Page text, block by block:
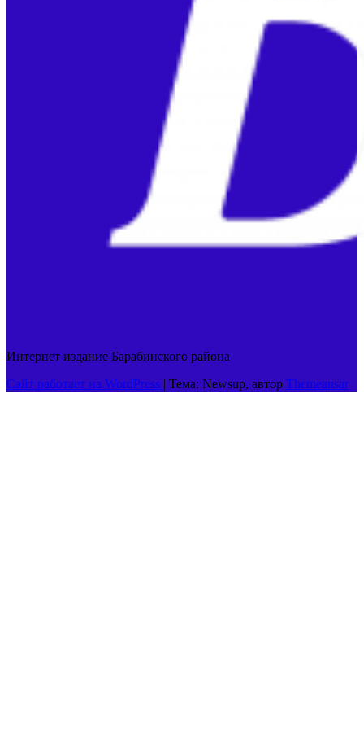
Интернет издание Барабинского района
Сайт работает на WordPress | Тема: Newsup, автор Themeansar